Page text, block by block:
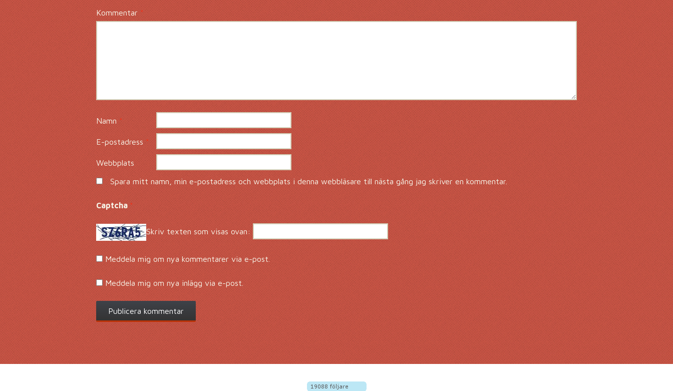
Kommentar*
Namn *
E-postadress*
Webbplats
Spara mitt namn, min e-postadress och webbplats i denna webbläsare till nästa gång jag skriver en kommentar.
Captcha*
Skriv texten som visas ovan:
Meddela mig om nya kommentarer via e-post.
Meddela mig om nya inlägg via e-post.